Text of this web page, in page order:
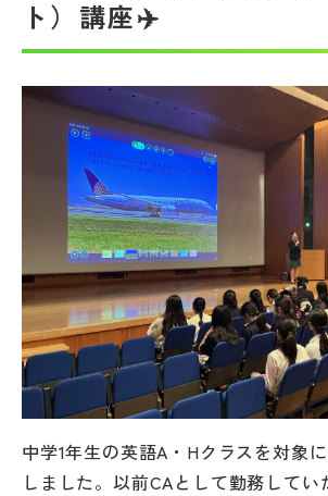
説明会・イベント情報
よみもの
学校からのお知らせ
学校HP最新情報
特集
NettyLandかわら版
ト）講座✈️
中学1年生の英語A・Hクラスを対象
しました。以前CAとして勤務してい